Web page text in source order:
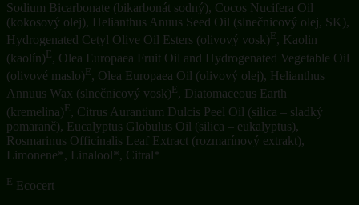
Sodium Bicarbonate (bikarbonát sodný), Cocos Nucifera Oil
(kokosový olej), Helianthus Anuus Seed Oil (slnečnicový olej, SK),
Hydrogenated Cetyl Olive Oil Esters (olivový vosk)E, Kaolin
(kaolín)E, Olea Europaea Fruit Oil and Hydrogenated Vegetable Oil
(olivové maslo)E, Olea Europaea Oil (olivový olej), Helianthus
Annuus Wax (slnečnicový vosk)E, Diatomaceous Earth
(kremelina)E, Citrus Aurantium Dulcis Peel Oil (silica – sladký
pomaranč), Eucalyptus Globulus Oil (silica – eukalyptus),
Rosmarinus Officinalis Leaf Extract (rozmarínový extrakt),
Limonene*, Linalool*, Citral*
E Ecocert